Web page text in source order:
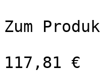
Zum
117,81